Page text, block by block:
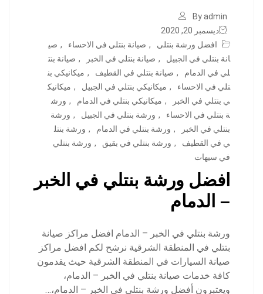
By admin
ديسمبر 20, 2020
افضل ورشة بنتلي
, صيانة بنتلي في الاحساء , صي
انة بنتلي في الجبيل
, صيانة بنتلي في الخبر , صيانة بنت
لي في الدمام
, صيانة بنتلي في القطيف , ميكانيكي بن
تلي في الاحساء
, ميكانيكي بنتلي في الجبيل , ميكانيك
ي بنتلي في الخبر
, ميكانيكي بنتلي في الدمام , ورش
ة بنتلي في الاحساء
, ورشة بنتلي في الجبيل , ورشة
بنتلي في الخبر
, ورشة بنتلي في الدمام , ورشة بنتل
ي في القطيف
, ورشة بنتلي في بقيق , ورشة بنتلي
في سيهات
افضل ورشة بنتلي في الخبر
– الدمام
ورشة بنتلي في الخبر – الدمام افضل مراكز صيانة
بتتلي في المنطقة الشرقية نرشح لكم افضل مراكز
صيانة السيارات في المنطقة الشرقية حيث يقدمون
كافة خدمات صيانة بنتلي في الخبر – الدمام،
ويعتبرون أفضل ورشة بنتلي في الخبر – الدمام،…